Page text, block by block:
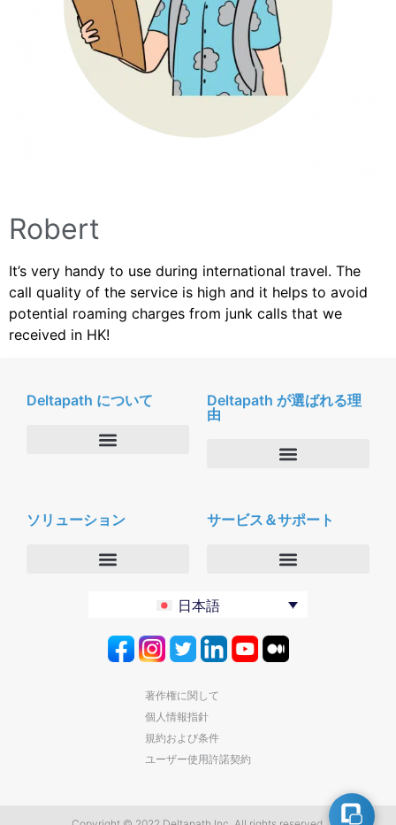
Robert
It’s very handy to use during international travel. The
call quality of the service is high and it helps to avoid
potential roaming charges from junk calls that we
received in HK!
Deltapath について
Deltapath が選ばれる理
由
パートナー
セキュリティおよびプライバシー
ソリューション
プロダクティビティツール
サービス＆サポート
デルタパス University
ソフトウェアダウンロード
テクニカルサポートに連絡する
日本語
著作権に関して
個人情報指針
規約および条件
ユーザー使用許諾契約